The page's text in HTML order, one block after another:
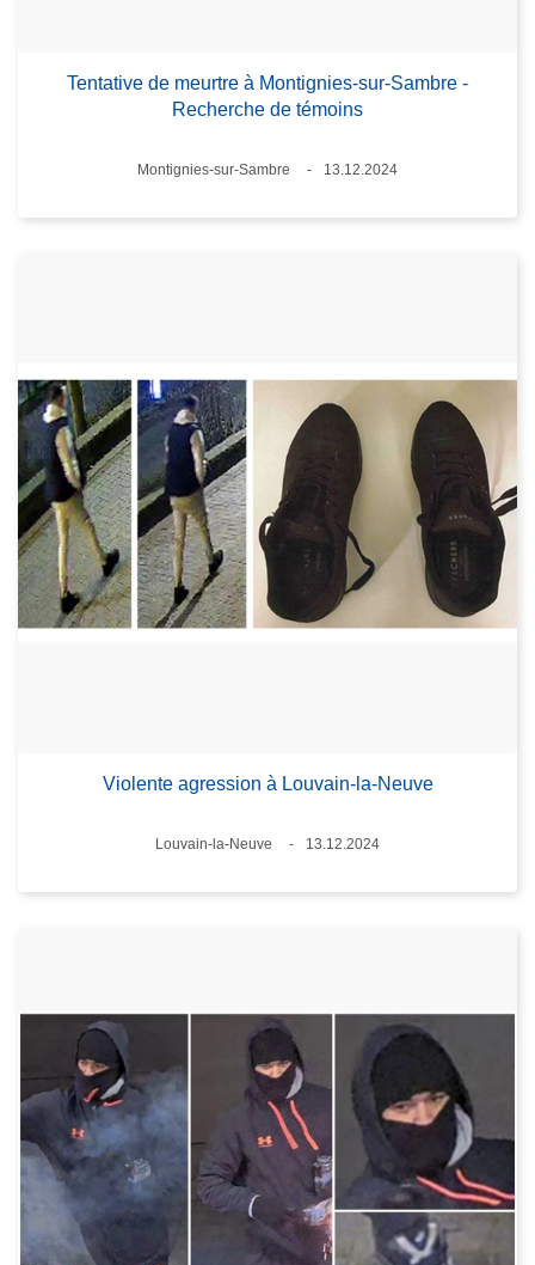
Tentative de meurtre à Montignies-sur-Sambre -
Recherche de témoins
Standort
Montignies-sur-Sambre
13.12.2024
Violente agression à Louvain-la-Neuve
Standort
Louvain-la-Neuve
13.12.2024